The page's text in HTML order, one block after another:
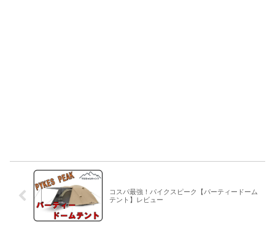
コスパ最強！パイクスピーク【パーティードーム
テント】レビュー